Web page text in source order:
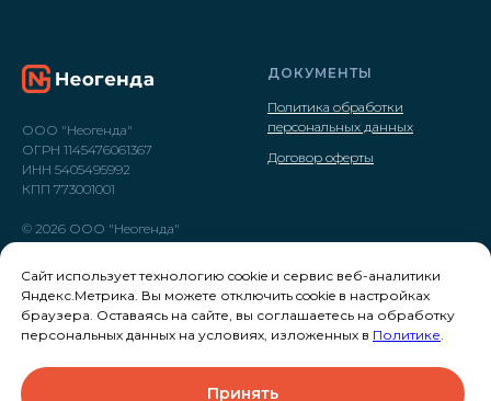
ООО "Неогенда"
ОГРН 1145476061367
ИНН 5405495992
КПП 773001001
© 2026 ООО "Неогенда"
ДОКУМЕНТЫ
Политика обработки
персональных данных
Договор оферты
Сайт использует технологию cookie и сервис веб-аналитики
Яндекс.Метрика. Вы можете отключить cookie в настройках
браузера. Оставаясь на сайте, вы соглашаетесь на обработку
персональных данных на условиях, изложенных в Политике
Принять